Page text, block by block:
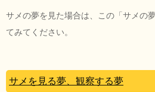
サメの夢を見た場合は、この「サメの
てみてください。
サメを見る夢、観察する夢